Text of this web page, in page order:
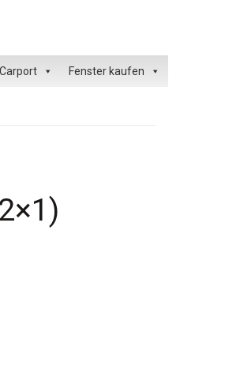
Carport Fenster kaufen